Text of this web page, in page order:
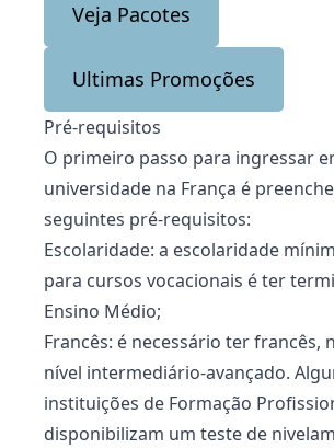
Veja Pacotes
Ultimas Promoções
Pré-requisitos
O primeiro passo para ingressar
universidade na França é
seguintes pré-requisitos:
Escolaridade: a escolaridade
para cursos vocacionais é ter
Ensino Médio;
Francês: é necessário ter francês,
nível intermediário-avançado.
instituições de Formação
disponibilizam um teste de